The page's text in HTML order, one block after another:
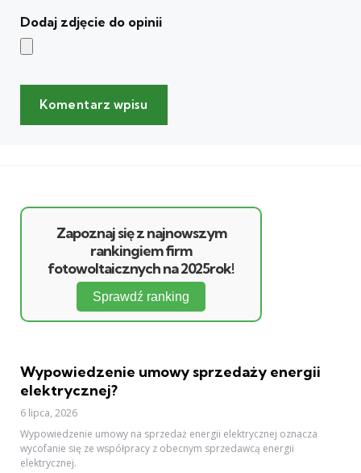
Dodaj zdjęcie do opinii
Zapoznaj się z najnowszym
rankingiem firm
fotowoltaicznych na 2025rok!
Sprawdź ranking
Wypowiedzenie umowy sprzedaży energii
elektrycznej?
6 lipca, 2026
Wypowiedzenie umowy na sprzedaż energii elektrycznej oznacza
wycofanie się ze współpracy z obecnym sprzedawcą energii
elektrycznej.